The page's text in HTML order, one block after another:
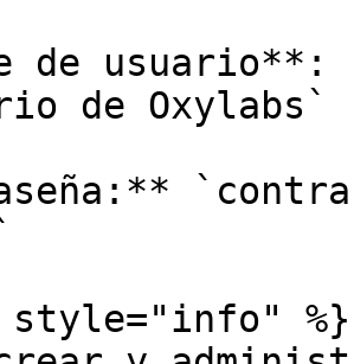
de
de Oxylabs`
style="info" %}